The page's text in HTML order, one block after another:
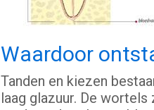
Waardoor
Tanden en kiezen
laag glazuur. De